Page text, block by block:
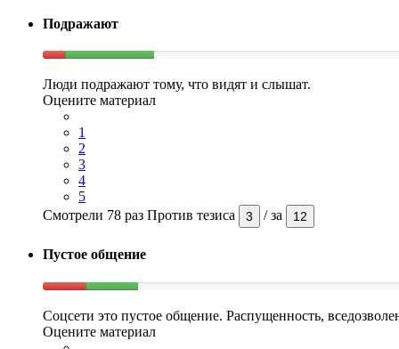
Подражают
Люди подражают тому, что видят и слышат.
Оцените материал
1
2
3
4
5
Смотрели 78 раз Против тезиса 3 /за 12
Пустое общение
Соцсети это пустое общение. Распущенность,
Оцените материал